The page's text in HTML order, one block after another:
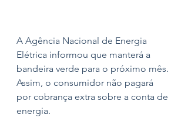
A Agência Nacional de Energia
Elétrica informou que manterá a
bandeira verde para o próximo mês.
Assim, o consumidor não pagará
por cobrança extra sobre a conta de
energia.